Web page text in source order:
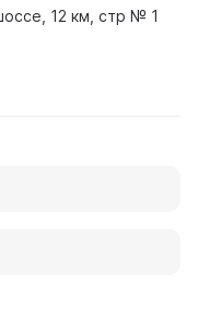
12 км, стр № 1